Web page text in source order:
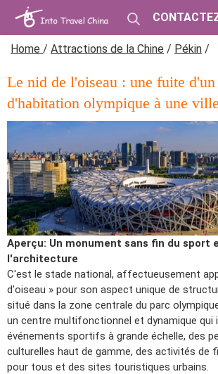
Home / Attractions de la Chine / Pékin /
Le nid de l'oiseau : une fuite
d'habitation olympique à une ville
Aperçu: Un monument sans fin du sport
l'architecture
C'est le stade national, affectueusement
d'oiseau » pour son aspect unique de
situé dans la zone centrale du parc
un centre multifonctionnel et dynamique qui
événements sportifs à grande échelle, des
culturelles haut de gamme, des activités de
pour tous et des sites touristiques urbains.